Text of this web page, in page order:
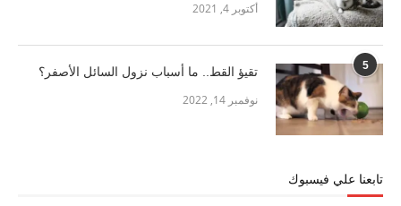
أكتوبر 4, 2021
5 تقيؤ القط.. ما أسباب نزول السائل الأصفر؟
نوفمبر 14, 2022
تابعنا علي فيسبوك